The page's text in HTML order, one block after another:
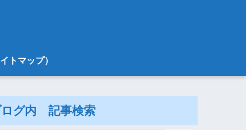
トマップ）
ログ内 記事検索